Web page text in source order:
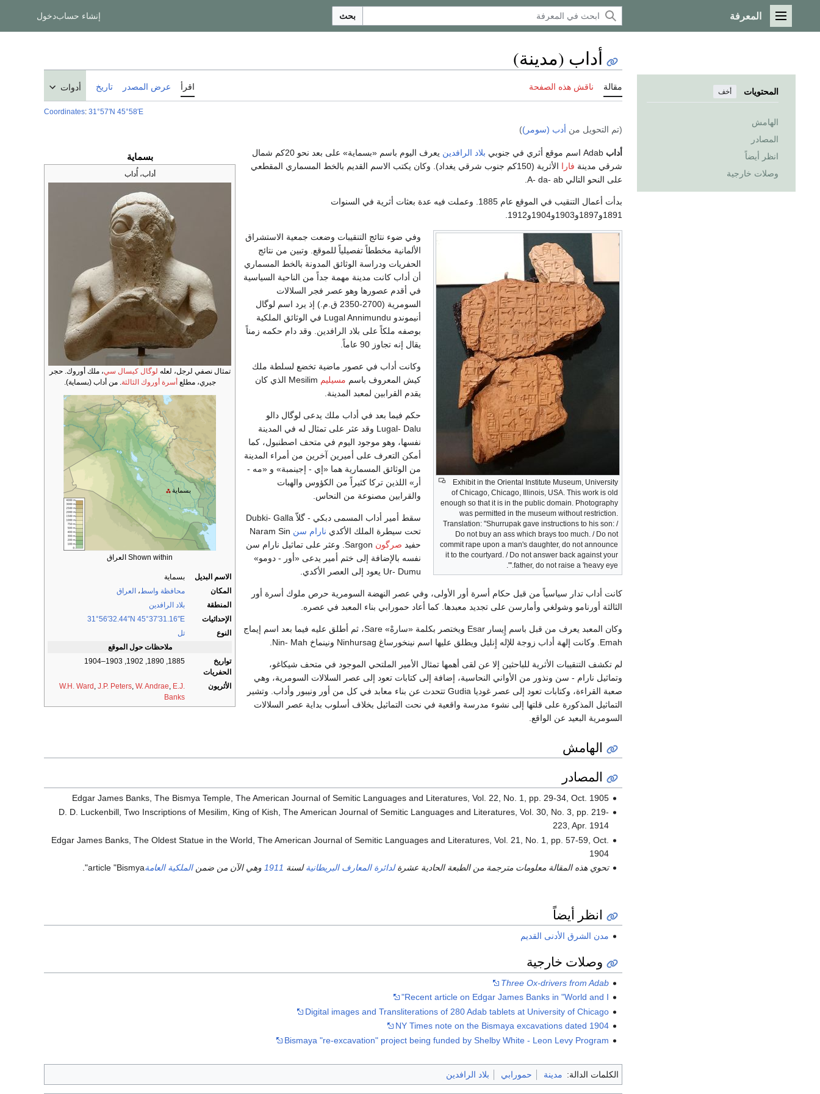
القائمة الرئيسية
المعرفة بحث إنشاء حسابدخول
المحتويات أخف
الهامش
المصادر
انظر أيضاً
وصلات خارجية
أداب (مدينة)
مقالة ناقش هذه الصفحة اقرأ عرض المصدر تاريخ أدوات
Coordinates: 31°57′N 45°58′E
(تم التحويل من أدب (سومر))
بسماية
أداب، أُداب
تمثال نصفي لرجل، لعله لوگال كيسال سي، ملك أوروك. حجر
جيري، مطلع أسرة أوروك الثالثة. من أداب (بسماية).
بسماية
Shown within العراق
الاسم البديل
بسماية
المكان
محافظة واسط، العراق
المنطقة
بلاد الرافدين
الإحداثيات
31°56′32.44″N 45°37′31.16″E
النوع
تل
ملاحظات حول الموقع
تواريخ
الحفريات
1885, 1890, 1902, 1903–1904
الأثريون W.H. Ward , J.P. Peters, W. Andrae, E.J.
Banks
أداب بلاد الرافدين
يعرف اليوم باسم «بسماية» على بعد نحو 20كم شمال
شرقي مدينة فارا
الأثرية (150كم جنوب شرقي يغداد). وكان يكتب الاسم القديم بالخط المسماري المقطعي
على النحو التالي A- da- ab.
بدأت أعمال التنقيب في الموقع عام 1885. وعملت فيه عدة بعثات أثرية في السنوات
1891و1897و1903و1904و1912.
Exhibit in the Oriental Institute Museum, University
of Chicago, Chicago, Illinois, USA. This work is old
enough so that it is in the public domain. Photography
was permitted in the museum without restriction.
Translation: "Shurrupak gave instructions to his son: /
Do not buy an ass which brays too much. / Do not
commit rape upon a man's daughter, do not announce
it to the courtyard. / Do not answer back against your
father, do not raise a 'heavy eye.'".
وفي ضوء نتائج التنقيبات وضعت جمعية الاستشراق
الألمانية مخططاً تفصيلياً للموقع. وتبين من نتائج
الحفريات ودراسة الوثائق المدونة بالخط المسماري
أن أداب كانت مدينة مهمة جداً من الناحية السياسية
في أقدم عصورها وهو عصر فجر السلالات
السومرية (2700-2350 ق.م.) إذ يرد اسم لوگال
أنيموندو Lugal Annimundu في الوثائق الملكية
بوصفه ملكاً على بلاد الرافدين. وقد دام حكمه زمناً
يقال إنه تجاوز 90 عاماً.
وكانت أداب في عصور ماضية تخضع لسلطة ملك
كيش المعروف باسم مسيليم
Mesilim الذي كان
يقدم القرابين لمعبد المدينة.
حكم فيما بعد في أداب ملك يدعى لوگال دالو
Lugal- Dalu وقد عثر على تمثال له في المدينة
نفسها، وهو موجود اليوم في متحف اصطنبول، كما
أمكن التعرف على أميرين آخرين من أمراء المدينة
من الوثائق المسمارية هما «إي - إجينمبة» و «مه -
أر» اللذين تركا كثيراً من الكؤوس والهبات
والقرابين مصنوعة من النحاس.
سقط أمير أداب المسمى دبكي - گلاّ Dubki- Galla
تحت سيطرة الملك الأكدي نارام سن Naram Sin
حفيد صرگون
Sargon. وعثر على تماثيل نارام سن
نفسه بالإضافة إلى ختم أمير يدعى «أور - دومو»
Ur- Dumu يعود إلى العصر الأكدي.
كانت أداب تدار سياسياً من قبل حكام أسرة أور الأولى، وفي عصر النهضة السومرية حرص ملوك أسرة أور
الثالثة أورنامو وشولغي وأمارسن على تجديد معبدها. كما أعاد حمورابي بناء المعبد في عصره.
وكان المعبد يعرف من قبل باسم إِيسار Esar ويختصر بكلمة «سارهْ» Sare، ثم أطلق عليه فيما بعد اسم إيماج
Emah. وكانت إلهة أداب زوجة للإله إِنليل ويطلق عليها اسم نينخورساغ Ninhursag ونينماخ Nin- Mah.
لم تكشف التنقيبات الأثرية للباحثين إلا عن لقى أهمها تمثال الأمير الملتحي الموجود في متحف شيكاغو،
وتماثيل نارام - سن ونذور من الأواني النحاسية، إضافة إلى كتابات تعود إلى عصر السلالات السومرية، وهي
صعبة القراءة، وكتابات تعود إلى عصر غوديا Gudia تتحدث عن بناء معابد في كل من أور ونيبور وأداب. وتشير
التماثيل المذكورة على قلتها إلى نشوء مدرسة واقعية في نحت التماثيل بخلاف أسلوب بداية عصر السلالات
السومرية البعيد عن الواقع.
الهامش
المصادر
Edgar James Banks, The Bismya Temple, The American Journal of Semitic Languages and Literatures, Vol. 22, No. 1, pp. 29-34, Oct. 1905
D. D. Luckenbill, Two Inscriptions of Mesilim, King of Kish, The American Journal of Semitic Languages and Literatures, Vol. 30, No. 3, pp. 219-
223, Apr. 1914
Edgar James Banks, The Oldest Statue in the World, The American Journal of Semitic Languages and Literatures, Vol. 21, No. 1, pp. 57-59, Oct.
1904
تحوي هذه المقالة معلومات مترجمة من الطبعة الحادية عشرةلدائرة المعارف البريطانيةلسنة 1911 وهي الآن من ضمنالملكية العامةarticle "Bismya".
انظر أيضاً
مدن الشرق الأدنى القديم
وصلات خارجية
Three Ox-drivers from Adab
Recent article on Edgar James Banks in "World and I"
Digital images and Transliterations of 280 Adab tablets at University of Chicago
NY Times note on the Bismaya excavations dated 1904
Bismaya "re-excavation" project being funded by Shelby White - Leon Levy Program
الكلمات الدالة: مدينة حمورابي بلاد الرافدين